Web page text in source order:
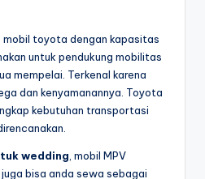
, mobil toyota dengan kapasitas
untuk pendukung mobilitas
mempelai. Terkenal karena
dan kenyamanannya. Toyota
kebutuhan transportasi
wedding , mobil MPV
bisa anda sewa sebagai